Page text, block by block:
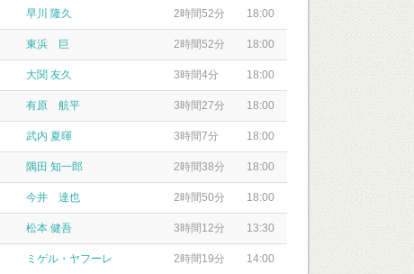
早川 隆久 2時間52分 18:00
東浜 巨 2時間52分 18:00
大関 友久 3時間4分 18:00
有原 航平 3時間27分 18:00
武内 夏暉 3時間7分 18:00
隅田 知一郎 2時間38分 18:00
今井 達也 2時間50分 18:00
松本 健吾 3時間12分 13:30
ミゲル・ヤフーレ 2時間19分 14:00